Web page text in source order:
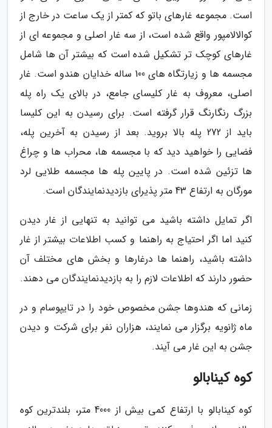
است. مجموعه غارهای باتو که کمتر از یک ساعت در خارج از
کوالالامپور واقع شده است، از سه غار اصلی و مجموعه ای از
غارهای کوچک تر تشکیل شده است که بیشتر آن ها شامل
مجسمه ها و زیارتگاه های 100 ساله خدایان هندو است. غار
اصلی، معروف به غار کلیسای جامع، در بالای یک راه پله
بزرگ رنگارنگ قرار گرفته است. برای رسیدن به این کلیسا
باید از 272 پله بالا بروید. بعد از رسیدن به آخرین پله،
فضایی را خواهید دید که با مجسمه ها، محراب ها و چراغ
ها تزئین شده است. در پایین پله ها مجسمه طلایی لرد
مورگان به ارتفاع 43 متر پذیرای بازدیدنمایندگان است.
اگر تمایل داشته باشید می توانید به تنهایی از غار دیدن
کنید اما اگر احتیاج به راهنما و کسب اطلاعات بیشتر از غار
داشته باشید، راهنما ها درغارها و بخش های مختلف آن
حضور دارند که اطلاعات لازم را به بازدیدنمایندگان می دهند.
زمانی که هندوها جشن مخصوص خود را در تایپوسام و در
ماه ژانویه برگزار می نمایند، هزاران نفر برای شرکت و دیدن
جشن به این غار می آیند.
کوه کینابالو
کوه کینابالو با ارتفاع کمی بیش از 4000 متر، بلندترین کوه